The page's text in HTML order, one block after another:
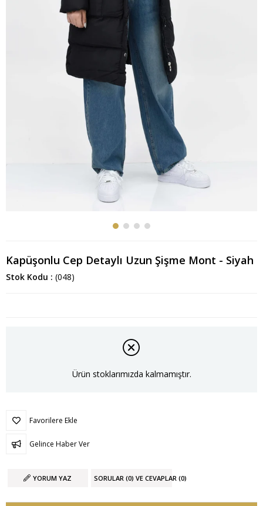
Kapüşonlu Cep Detaylı Uzun Şişme Mont - Siyah
Stok Kodu (048)
Ürün stoklarımızda kalmamıştır.
Favorilere Ekle
Gelince Haber Ver
YORUM YAZ SORULAR (0) VE CEVAPLAR (0)